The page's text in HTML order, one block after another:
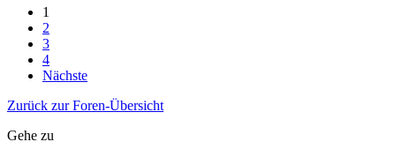
1
2
3
4
Nächste
Zurück zur Foren-Übersicht
Gehe zu